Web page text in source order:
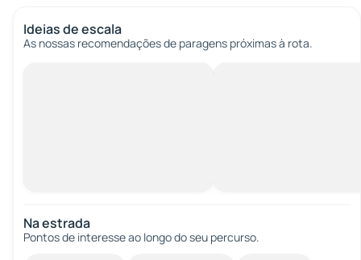
Ideias de escala
As nossas recomendações de paragens próximas à rota.
Na estrada
Pontos de interesse ao longo do seu percurso.